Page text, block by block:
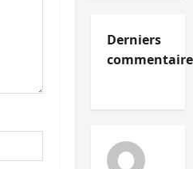
Derniers